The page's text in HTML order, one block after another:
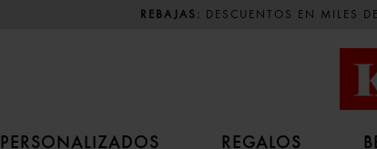
REBAJAS: DESCUENTOS EN MILES
PERSONALIZADOS REGALOS